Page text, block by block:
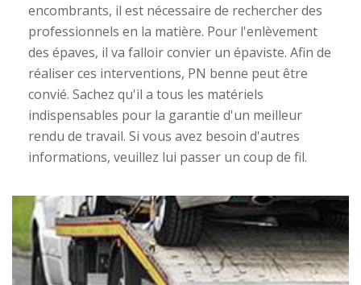
encombrants, il est nécessaire de rechercher des
professionnels en la matière. Pour l'enlèvement
des épaves, il va falloir convier un épaviste. Afin de
réaliser ces interventions, PN benne peut être
convié. Sachez qu'il a tous les matériels
indispensables pour la garantie d'un meilleur
rendu de travail. Si vous avez besoin d'autres
informations, veuillez lui passer un coup de fil.